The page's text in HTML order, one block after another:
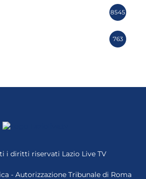
8545
763
i diritti riservati Lazio Live TV
- Autorizzazione Tribunale di Roma